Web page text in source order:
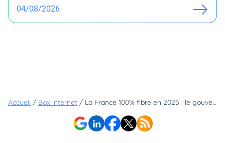
04/08/2026
Accueil / Box internet / La France 100% fibre en 2025 : le gouvernement révèle sa recette